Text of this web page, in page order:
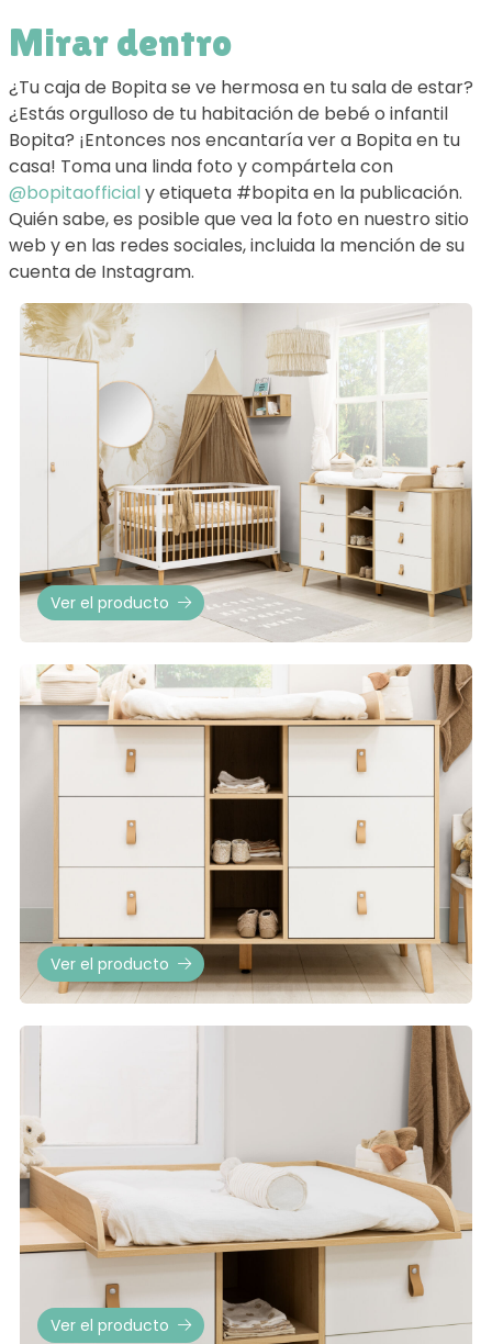
Mirar dentro
¿Tu caja de Bopita se ve hermosa en tu sala de estar?
¿Estás orgulloso de tu habitación de bebé o infantil
Bopita? ¡Entonces nos encantaría ver a Bopita en tu
casa! Toma una linda foto y compártela con
@bopitaofficial y etiqueta #bopita en la publicación.
Quién sabe, es posible que vea la foto en nuestro sitio
web y en las redes sociales, incluida la mención de su
cuenta de Instagram.
Ver el producto
Ver el producto
Ver el producto